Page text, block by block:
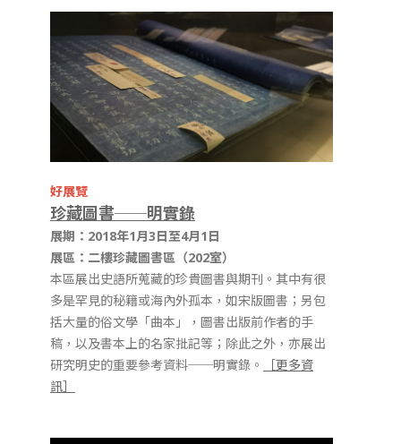
好展覽
珍藏圖書──明實錄
展期：2018年1月3日至4月1日
展區：二樓珍藏圖書區（202室）
本區展出史語所蒐藏的珍貴圖書與期刊。其中有很
多是罕見的秘籍或海內外孤本，如宋版圖書；另包
括大量的俗文學「曲本」，圖書出版前作者的手
稿，以及書本上的名家批記等；除此之外，亦展出
研究明史的重要參考資料──明實錄。
［更多資
訊］